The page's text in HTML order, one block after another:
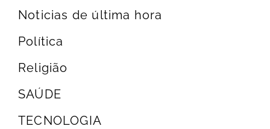
Noticias de última hora
Política
Religião
SAÚDE
TECNOLOGIA